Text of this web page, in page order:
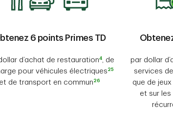
6 points Primes TD
d’achat de restauration4, de
pour véhicules électriques 25
et de transport en commun 26
par dollar
services
que de
et sur